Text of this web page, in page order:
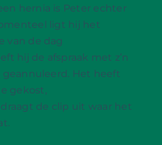
hernia is Peter echter
ligt hij het
van de dag
hij de afspraak met z’n
Het heeft
gekost,
de clip uit waar het